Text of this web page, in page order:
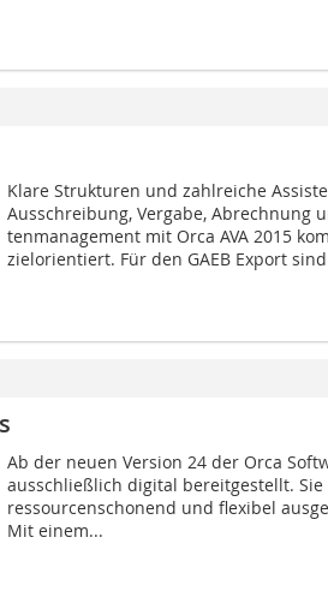
Klare Strukturen und zahlreiche
Ausschreibung, Vergabe, Abrechnung
tenmanagement mit Orca AVA 2015
zielorientiert. Für den GAEB Export
Ab der neuen Version 24 der Orca
ausschließlich digital bereitgestellt. Sie
ressourcenschonend und flexibel
Mit einem...